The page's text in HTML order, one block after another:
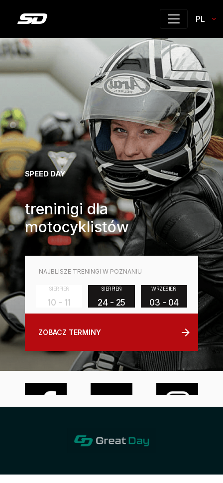
PL
SPEED DAY
treninigi dla
motocyklistów
NAJBLISZE TRENINGI W POZNANIU
SIERPIEŃ
10 - 11
SIERPIEŃ
24 - 25
WRZESIEŃ
03 - 04
ZOBACZ TERMINY